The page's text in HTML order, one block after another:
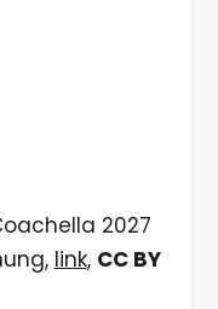
2027
link, CC BY